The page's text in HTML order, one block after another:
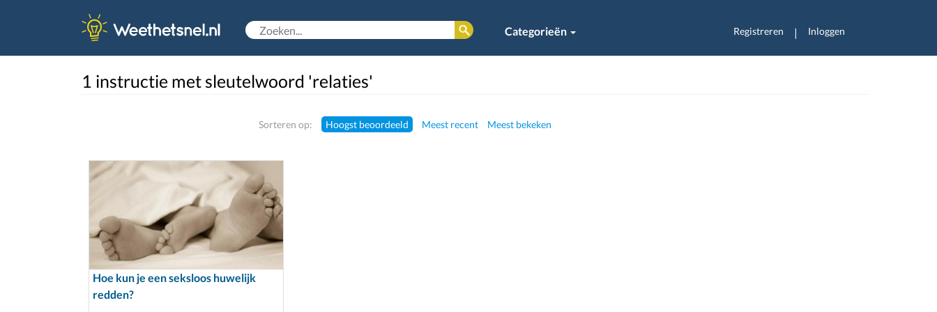
Categorieën Registreren | Inloggen
1 instructie met sleutelwoord 'relaties'
Sorteren op: Hoogst beoordeeld Meest recent Meest bekeken
Hoe kun je een seksloos huwelijk
redden?